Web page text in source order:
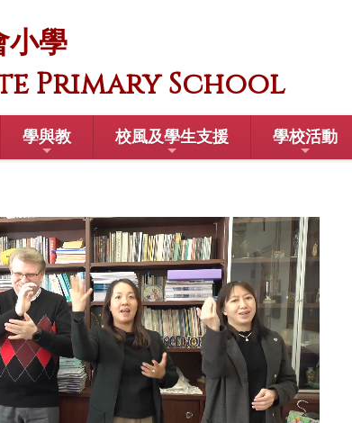
小學
Primary School
學與教 校風及學生支援 學校活動